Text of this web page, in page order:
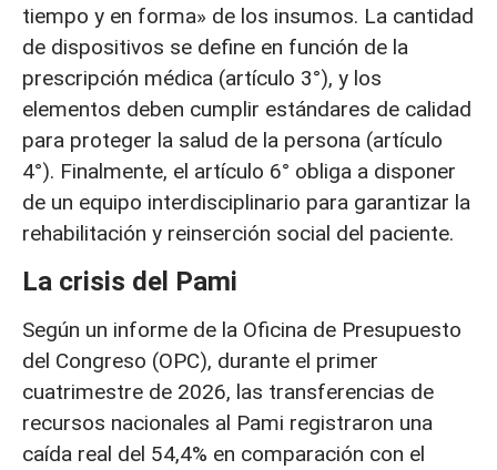
tiempo y en forma» de los insumos. La cantidad
de dispositivos se define en función de la
prescripción médica (artículo 3°), y los
elementos deben cumplir estándares de calidad
para proteger la salud de la persona (artículo
4°). Finalmente, el artículo 6° obliga a disponer
de un equipo interdisciplinario para garantizar la
rehabilitación y reinserción social del paciente.
La crisis del Pami
Según un informe de la Oficina de Presupuesto
del Congreso (OPC), durante el primer
cuatrimestre de 2026, las transferencias de
recursos nacionales al Pami registraron una
caída real del 54,4% en comparación con el